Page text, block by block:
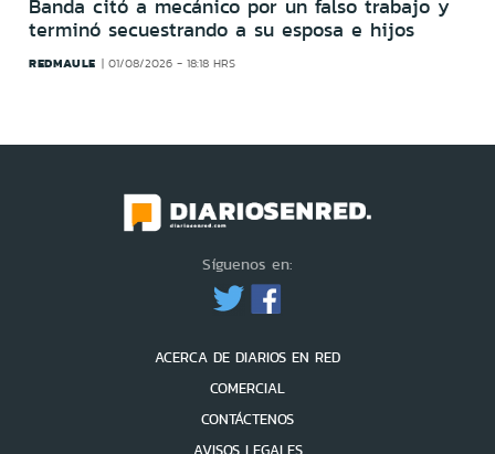
Banda citó a mecánico por un falso trabajo y
terminó secuestrando a su esposa e hijos
REDMAULE 01/08/2026 - 18:18 HRS
Síguenos en:
ACERCA DE DIARIOS EN RED
COMERCIAL
CONTÁCTENOS